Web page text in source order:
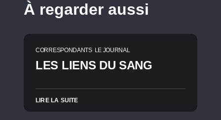
À regarder aussi
CORRESPONDANTS LE JOURNAL
LES LIENS DU SANG
LIRE LA SUITE